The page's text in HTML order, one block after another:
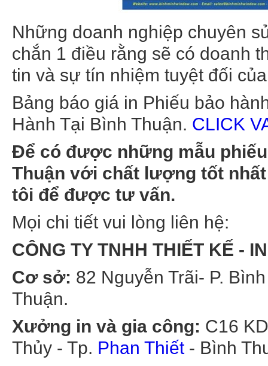
Những doanh nghiệp chuyên
chắn 1 điều rằng sẽ có doanh
tin và sự tín nhiệm tuyệt đối
Bảng báo giá in Phiếu bảo
Hành Tại Bình Thuận. CLICK
Để có được những mẫu
Thuận với chất lượng tốt
tôi để được tư vấn.
Mọi chi tiết vui lòng liên hệ:
CÔNG TY TNHH THIẾT KẾ -
Cơ sở: 82 Nguyễn Trãi- P.
Thuận.
Xưởng in và gia công: C16
Thủy - Tp. Phan Thiết- Bình